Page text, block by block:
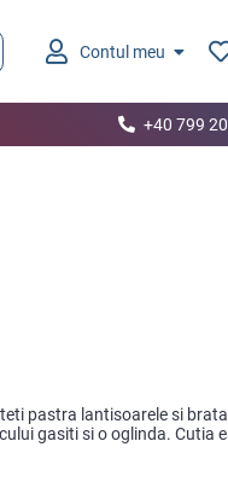
Contul meu
+40 799
pastra lantisoarele si
gasiti si o oglinda. Cutia